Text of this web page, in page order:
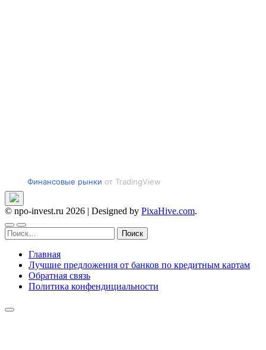
Финансовые рынки от TradingView
© npo-invest.ru 2026 | Designed by PixaHive.com.
Найти:
Главная
Лучшие предложения от банков по кредитным картам
Обратная связь
Политика конфендициальности